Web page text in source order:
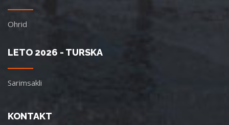
Ohrid
LETO 2026 - TURSKA
Sarimsakli
KONTAKT